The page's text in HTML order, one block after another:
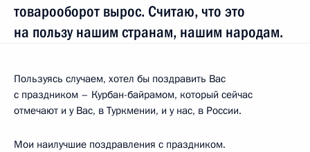
товарооборот вырос. Считаю, что это
на пользу нашим странам, нашим народам.
Пользуясь случаем, хотел бы поздравить Вас
с праздником – Курбан-байрамом, который сейчас
отмечают и у Вас, в Туркмении, и у нас, в России.
Мои наилучшие поздравления с праздником.